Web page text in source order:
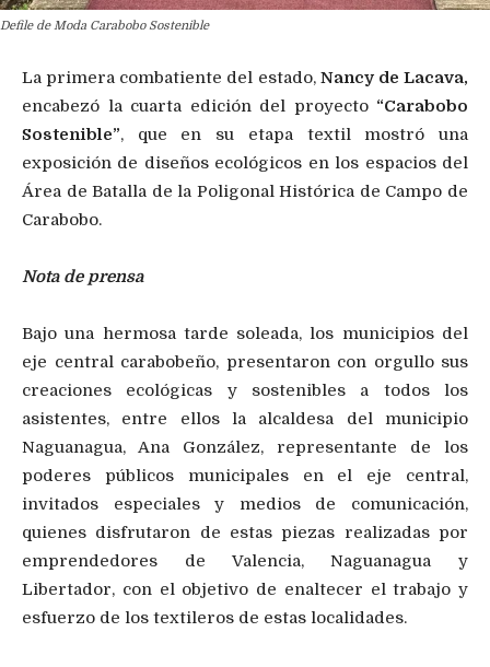
Defile de Moda Carabobo Sostenible
La primera combatiente del estado, Nancy de Lacava,
encabezó la cuarta edición del proyecto “Carabobo
Sostenible”, que en su etapa textil mostró una
exposición de diseños ecológicos en los espacios del
Área de Batalla de la Poligonal Histórica de Campo de
Carabobo.
Nota de prensa
Bajo una hermosa tarde soleada, los municipios del
eje central carabobeño, presentaron con orgullo sus
creaciones ecológicas y sostenibles a todos los
asistentes, entre ellos la alcaldesa del municipio
Naguanagua, Ana González, representante de los
poderes públicos municipales en el eje central,
invitados especiales y medios de comunicación,
quienes disfrutaron de estas piezas realizadas por
emprendedores de Valencia, Naguanagua y
Libertador, con el objetivo de enaltecer el trabajo y
esfuerzo de los textileros de estas localidades.